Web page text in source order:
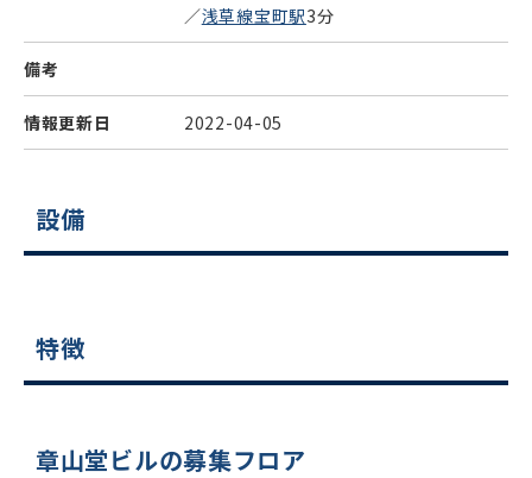
／浅草線宝町駅3分
備考
情報更新日 2022-04-05
設備
特徴
章山堂ビルの募集フロア